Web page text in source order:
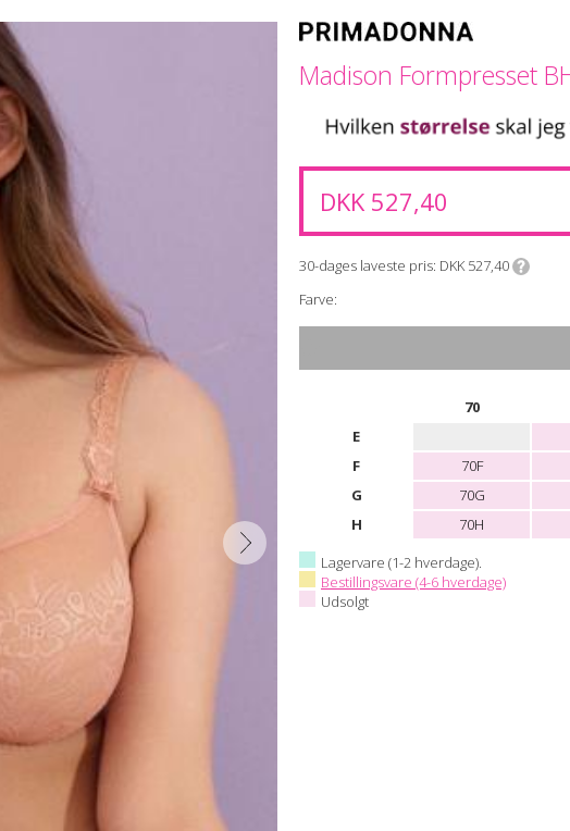
Madison Formpresset
DKK 527,40
30-dages laveste pris DKK 527,40
Farve:
70
E
F
70F
G
70G
H
70H
Lagervare (1-2 hverdage).
Bestillingsvare (4-6 hverdage)
Udsolgt